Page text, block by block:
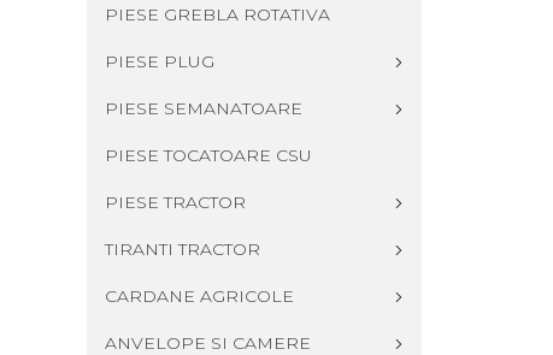
PIESE GREBLA ROTATIVA
PIESE PLUG
PIESE SEMANATOARE
PIESE TOCATOARE CSU
PIESE TRACTOR
TIRANTI TRACTOR
CARDANE AGRICOLE
ANVELOPE SI CAMERE